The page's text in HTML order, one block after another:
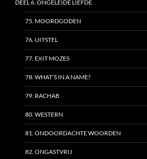
DEEL 6. ONGELEIDE LIEFDE
75. MOORDGODEN
76. UITSTEL
77. EXIT MOZES
78. WHAT’S IN A NAME?
79. RACHAB
80. WESTERN
81. ONDOORDACHTE WOORDEN
82. ONGASTVRIJ